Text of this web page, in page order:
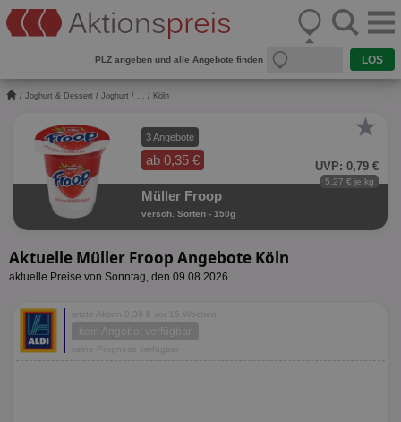
PLZ angeben und alle Angebote finden
/ Joghurt & Dessert / Joghurt / ... / Köln
3 Angebote
ab 0,35 €
★
UVP: 0,79 €
5,27 € je kg
Müller Froop
versch. Sorten - 150g
Aktuelle Müller Froop Angebote Köln
aktuelle Preise von Sonntag, den 09.08.2026
letzte Aktion 0,39 € vor 15 Wochen
kein Angebot verfügbar
keine Prognose verfügbar